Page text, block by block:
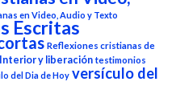
en Video, Audio y Texto
Escritas
Reflexiones cristianas de
y liberación testimonios
del Dia de Hoy versículo del